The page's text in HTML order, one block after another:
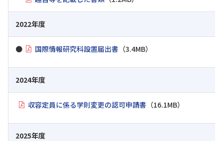
2022年度
● 国際情報研究科設置届出書 （3.4MB）
2024年度
収容定員に係る学則変更の認可申請書 （16.1MB）
2025年度